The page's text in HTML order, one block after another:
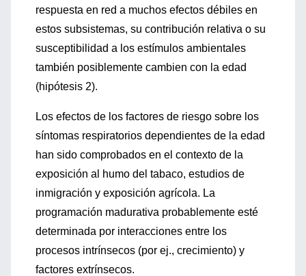
respuesta en red a muchos efectos débiles en
estos subsistemas, su contribución relativa o su
susceptibilidad a los estímulos ambientales
también posiblemente cambien con la edad
(hipótesis 2).
Los efectos de los factores de riesgo sobre los
síntomas respiratorios dependientes de la edad
han sido comprobados en el contexto de la
exposición al humo del tabaco, estudios de
inmigración y exposición agrícola. La
programación madurativa probablemente esté
determinada por interacciones entre los
procesos intrínsecos (por ej., crecimiento) y
factores extrínsecos.